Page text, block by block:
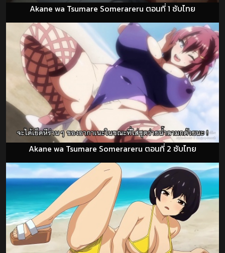
Akane wa Tsumare Somerareru ตอนที่ 1 ซับไทย
Akane wa Tsumare Somerareru ตอนที่ 2 ซับไทย